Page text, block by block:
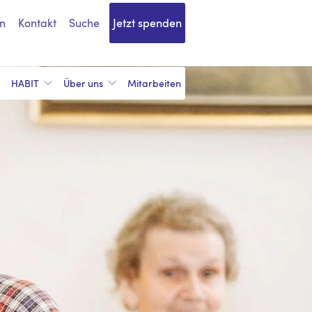
Kontakt Suche Jetzt spenden
HABIT Über uns Mitarbeiten